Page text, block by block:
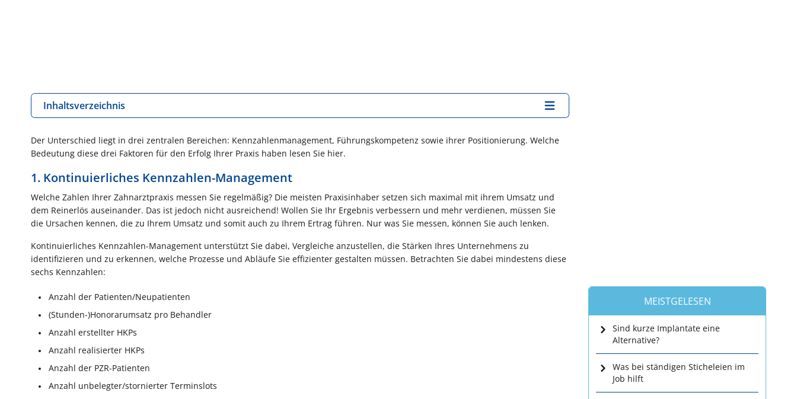
Inhaltsverzeichnis
Der Unterschied liegt in drei zentralen Bereichen: Kennzahlenmanagement, Führungskompetenz sowie ihrer Positionierung. Welche
Bedeutung diese drei Faktoren für den Erfolg Ihrer Praxis haben lesen Sie hier.
1. Kontinuierliches Kennzahlen-Management
Welche Zahlen Ihrer Zahnarztpraxis messen Sie regelmäßig? Die meisten Praxisinhaber setzen sich maximal mit ihrem Umsatz und
dem Reinerlös auseinander. Das ist jedoch nicht ausreichend! Wollen Sie Ihr Ergebnis verbessern und mehr verdienen, müssen Sie
die Ursachen kennen, die zu Ihrem Umsatz und somit auch zu Ihrem Ertrag führen. Nur was Sie messen, können Sie auch lenken.
Kontinuierliches Kennzahlen-Management unterstützt Sie dabei, Vergleiche anzustellen, die Stärken Ihres Unternehmens zu
identifizieren und zu erkennen, welche Prozesse und Abläufe Sie effizienter gestalten müssen. Betrachten Sie dabei mindestens diese
sechs Kennzahlen:
Anzahl der Patienten/Neupatienten
(Stunden-)Honorarumsatz pro Behandler
Anzahl erstellter HKPs
Anzahl realisierter HKPs
Anzahl der PZR-Patienten
Anzahl unbelegter/stornierter Terminslots
MEISTGELESEN
Sind kurze Implantate eine
Alternative?
Was bei ständigen Sticheleien im
Job hilft